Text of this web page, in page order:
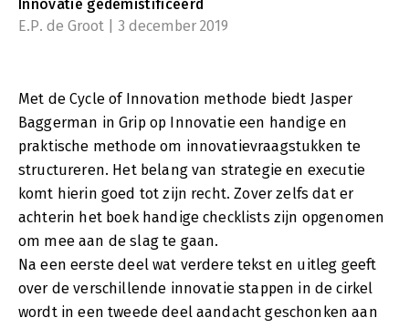
Innovatie gedemistificeerd
E.P. de Groot | 3 december 2019
Met de Cycle of Innovation methode biedt Jasper
Baggerman in Grip op Innovatie een handige en
praktische methode om innovatievraagstukken te
structureren. Het belang van strategie en executie
komt hierin goed tot zijn recht. Zover zelfs dat er
achterin het boek handige checklists zijn opgenomen
om mee aan de slag te gaan.
Na een eerste deel wat verdere tekst en uitleg geeft
over de verschillende innovatie stappen in de cirkel
wordt in een tweede deel aandacht geschonken aan